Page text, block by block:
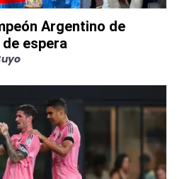
Argentino de
espera